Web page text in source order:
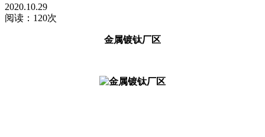
2020.10.29
阅读：120次
金属镀钛厂区